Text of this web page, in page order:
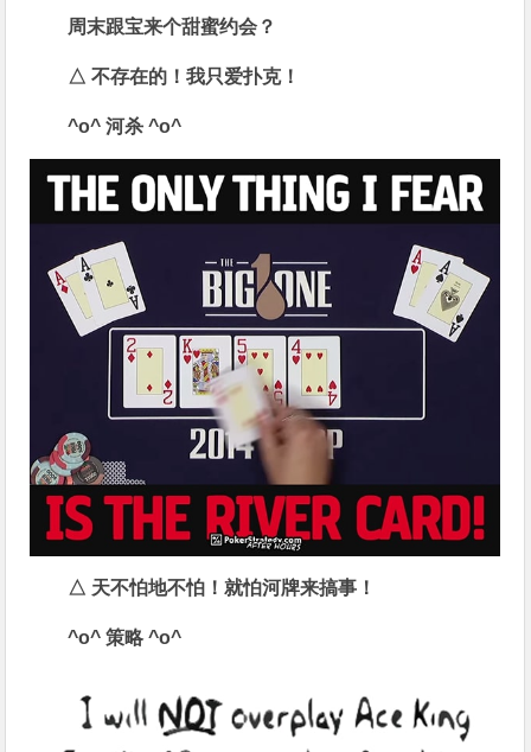
周末跟宝来个甜蜜约会？
△不存在的！我只爱扑克！
^o^河杀 ^o^
△ 天不怕地不怕！就怕河牌来搞事！
^o^策略 ^o^